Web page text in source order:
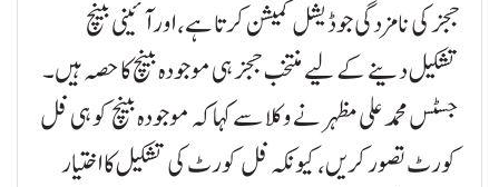
ججز کی نامزدگی جوڈیشل کمیشن کرتا ہے، اور آئینی بینچ
تشکیل دینے کے لیے منتخب ججز ہی موجودہ بینچ کا حصہ ہیں۔
جسٹس محمد علی مظہر نے وکلا سے کہا کہ موجودہ بینچ کو ہی فل
کورٹ تصور کریں، کیونکہ فل کورٹ کی تشکیل کا اختیار